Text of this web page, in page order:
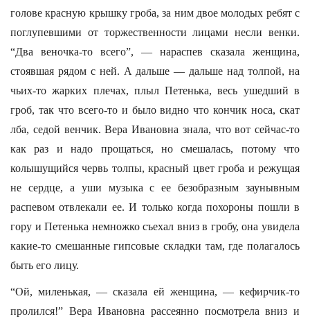
голове красную крышку гроба, за ним двое молодых ребят с
поглупевшими от торжественности лицами несли венки.
“Два веночка-то всего”, — нараспев сказала женщина,
стоявшая рядом с ней. А дальше — дальше над толпой, на
чьих-то жарких плечах, плыл Петенька, весь ушедший в
гроб, так что всего-то и было видно что кончик носа, скат
лба, седой венчик. Вера Ивановна знала, что вот сейчас-то
как раз и надо прощаться, но смешалась, потому что
колышущийся червь толпы, красный цвет гроба и режущая
не сердце, а уши музыка с ее безобразным заунывным
распевом отвлекали ее. И только когда похороны пошли в
гору и Петенька немножко съехал вниз в гробу, она увидела
какие-то смешанные гипсовые складки там, где полагалось
быть его лицу.
“Ой, миленькая, — сказала ей женщина, — кефирчик-то
пролился!” Вера Ивановна рассеянно посмотрела вниз и